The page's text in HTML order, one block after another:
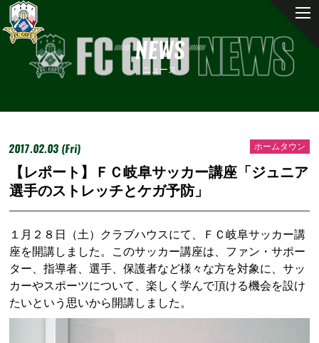
NEWS
ニュース
2017.02.03 (Fri) ホームタウン
【レポート】ＦＣ岐阜サッカー講座「ジュニア
選手のストレッチとケガ予防」
１月２８日（土）クラブハウスにて、ＦＣ岐阜サッカー講
座を開講しました。このサッカー講座は、ファン・サポー
ター、指導者、選手、保護者など様々な方を対象に、サッ
カーやスポーツについて、楽しく学んで頂ける機会を設け
たいという思いから開講しました。